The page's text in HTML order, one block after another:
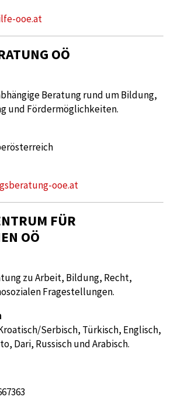
ooe.at
OÖ
Beratung rund um Bildung,
und Fördermöglichkeiten.
ooe.at
FÜR
OÖ
zu Arbeit, Bildung, Recht,
Fragestellungen.
Serbisch, Türkisch, Englisch,
Dari, Russisch und Arabisch.